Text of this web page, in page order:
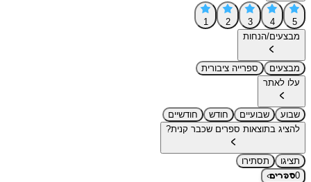
5
4
3
2
1
מבצעים/הנחות
מבצעים
ספרייה ציבורית
עלו לאתר
שבוע שבועיים חודש
חודשיים
להציג בתוצאות ספרים שכבר קנית?
תציגו
תסתירו
0ספרים›